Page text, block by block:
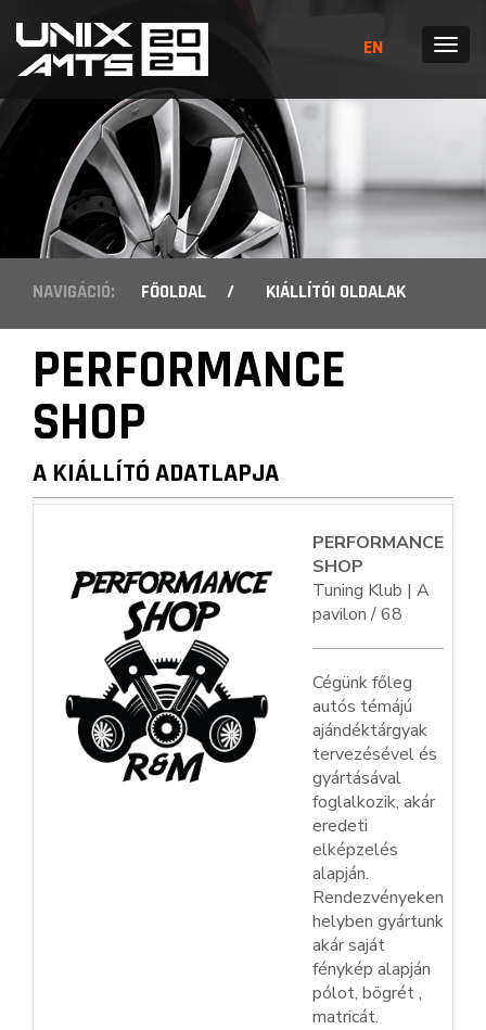
EN MENÜ
NAVIGÁCIÓ: FŐOLDAL / KIÁLLÍTÓI OLDALAK
PERFORMANCE
SHOP
A KIÁLLÍTÓ ADATLAPJA
PERFORMANCE
SHOP
Tuning Klub | A
pavilon / 68
Cégünk főleg
autós témájú
ajándéktárgyak
tervezésével és
gyártásával
foglalkozik, akár
eredeti
elképzelés
alapján.
Rendezvényeken
helyben gyártunk
akár saját
fénykép alapján
pólot, bögrét ,
matricát.